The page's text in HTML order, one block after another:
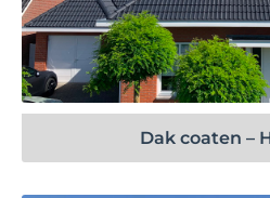
Bekijk
Dak coaten –